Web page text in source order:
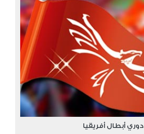
دوري أبطال أفريقيا